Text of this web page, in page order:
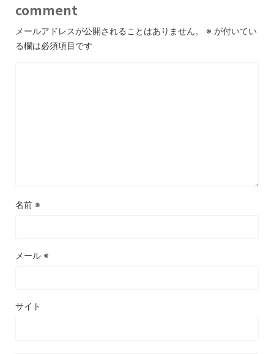
comment
メールアドレスが公開されることはありません。 ※ が付いてい
る欄は必須項目です
名前 ※
メール ※
サイト